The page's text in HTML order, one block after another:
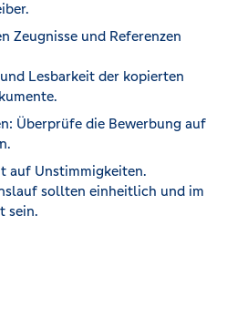
Zeugnisse und Referenzen
Lesbarkeit der kopierten
Überprüfe die Bewerbung auf
auf Unstimmigkeiten.
sollten einheitlich und im
sein.